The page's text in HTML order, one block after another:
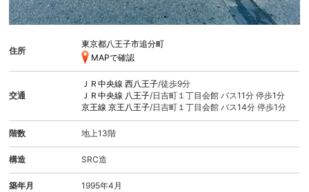
住所
東京都八王子市追分町
MAPで確認
交通
ＪＲ中央線西八王子/徒歩9分
ＪＲ中央線 八王子/日吉町１丁目会館 バス11分 停歩1分
京王線京王八王子/日吉町１丁目会館 バス14分 停歩1分
階数 地上13階
構造 SRC造
築年月 1995年4月